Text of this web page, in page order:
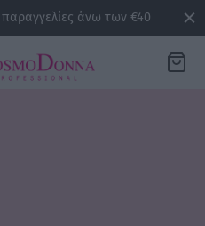
άνω των €40